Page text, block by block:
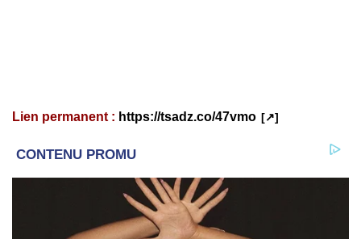
Lien permanent : https://tsadz.co/47vmo